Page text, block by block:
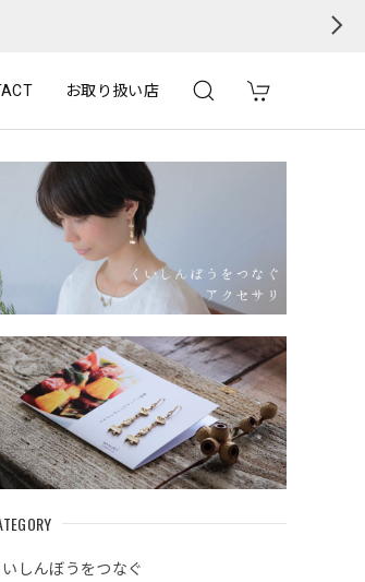
お取り扱い店
いしんぼうをつなぐ